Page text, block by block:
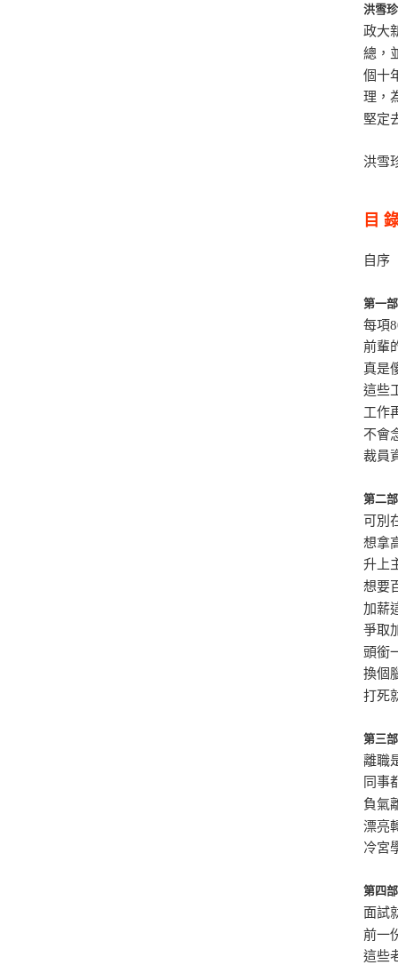
洪雪珍
政大
總，
個十
理，
堅定
洪雪
目
自序
第一
每項
前輩
真是
這些
工作
不會
裁員
第二
可別
想拿
升上
想要
加薪
爭取
頭銜
換個
打死
第三
離職
同事
負氣
漂亮
冷宮
第四
面試
前一
這些